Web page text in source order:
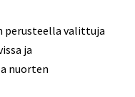
perusteella valittuja
ja
nuorten